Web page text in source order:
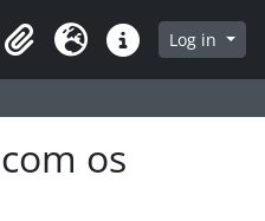
page
ClipboardLanguageQuick linksLog in
os